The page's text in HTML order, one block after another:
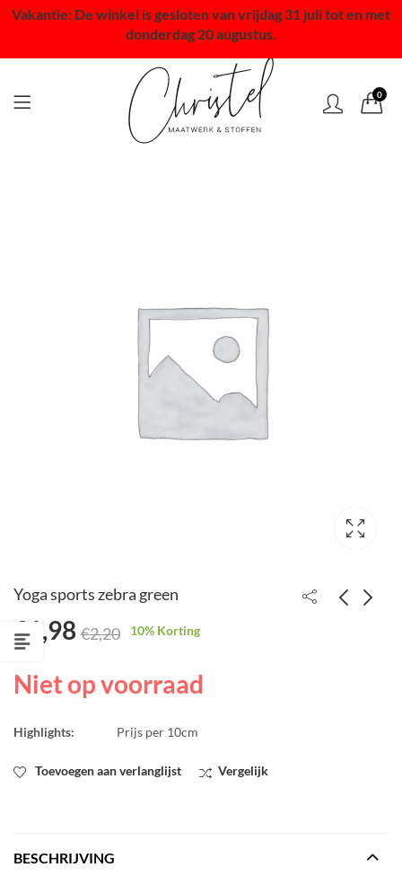
Vakantie: De winkel is gesloten van vrijdag 31 juli tot en met
donderdag 20 augustus.
0
Yoga sports zebra green
€1,98 €2,20 10% Korting
Niet op voorraad
Highlights: Prijs per 10cm
Toevoegen aan verlanglijst Vergelijk
BESCHRIJVING